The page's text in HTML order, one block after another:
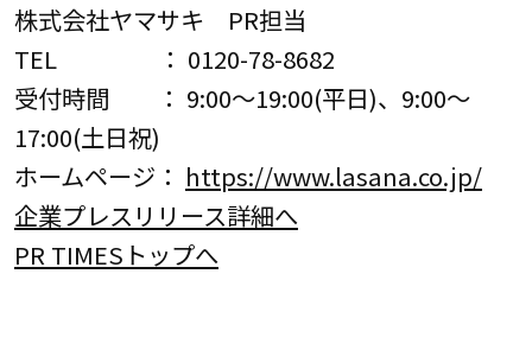
株式会社ヤマサキ PR担当
TEL ： 0120-78-8682
受付時間 ： 9:00～19:00(平日)、9:00～
17:00(土日祝)
ホームページ： https://www.lasana.co.jp/
企業プレスリリース詳細へ
PR TIMESトップへ